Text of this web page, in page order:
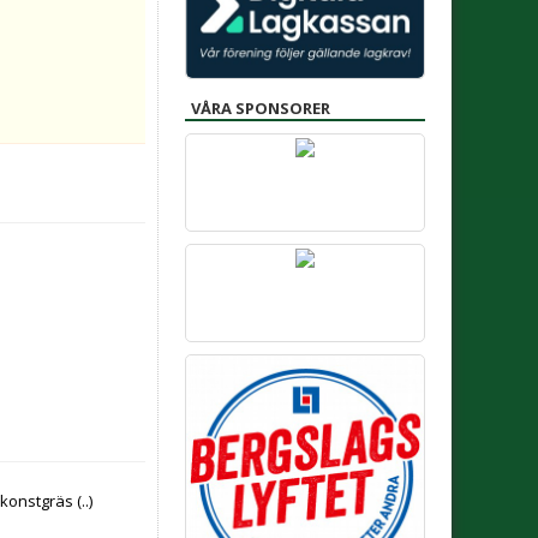
konstgräs (..)
VÅRA SPONSORER